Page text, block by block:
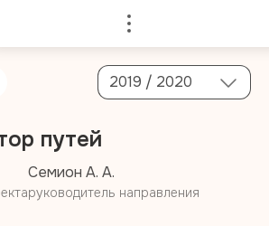
2019 / 2020
путей
Семион А. А.
руководитель направления